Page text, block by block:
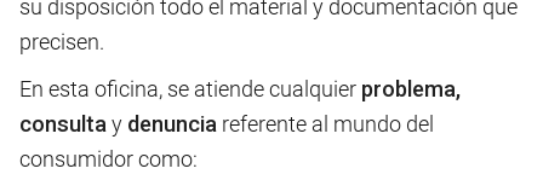
su disposición todo el material y documentación que
precisen.
En esta oficina, se atiende cualquier problema,
consultay denuncia referente al mundo del
consumidor como: